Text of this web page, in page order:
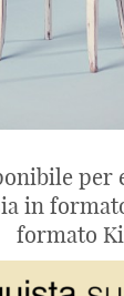
per
in
formato